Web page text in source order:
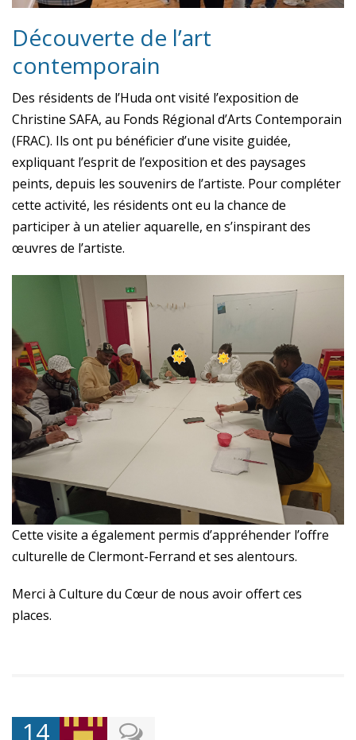
Découverte de l’art
contemporain
Des résidents de l’Huda ont visité l’exposition de
Christine SAFA, au Fonds Régional d’Arts Contemporain
(FRAC). Ils ont pu bénéficier d’une visite guidée,
expliquant l’esprit de l’exposition et des paysages
peints, depuis les souvenirs de l’artiste. Pour compléter
cette activité, les résidents ont eu la chance de
participer à un atelier aquarelle, en s’inspirant des
œuvres de l’artiste.
Cette visite a également permis d’appréhender l’offre
culturelle de Clermont-Ferrand et ses alentours.
Merci à Culture du Cœur de nous avoir offert ces
places.
14